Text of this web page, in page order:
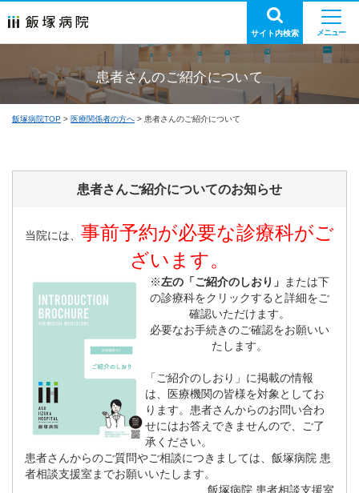
サイト内検索
患者さんのご紹介について
飯塚病院TOP 医療関係者の方へ 患者さんのご紹介について
患者さんご紹介についてのお知らせ
当院には、 事前予約が必要な診療科がご
ざいます。
※左の「ご紹介のしおり」
または下
の診療科をクリックすると詳細をご
確認いただけます。
必要なお手続きのご確認をお願いい
たします。
「ご紹介のしおり」に掲載の情報
は、医療機関の皆様を対象としてお
ります。患者さんからのお問い合わ
せにはお答えできませんので、ご了
承ください。
患者さんからのご質問やご相談につきましては、飯塚病院 患
者相談支援室までお願いいたします。
飯塚病院 患者相談支援室